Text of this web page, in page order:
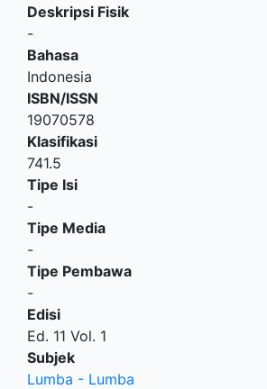
Deskripsi Fisik
-
Bahasa
Indonesia
ISBN/ISSN
19070578
Klasifikasi
741.5
Tipe Isi
-
Tipe Media
-
Tipe Pembawa
-
Edisi
Ed. 11 Vol. 1
Subjek
Lumba - Lumba